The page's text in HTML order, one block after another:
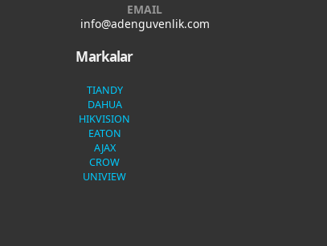
EMAIL
info@adenguvenlik.com
Markalar
TIANDY
DAHUA
HIKVISION
EATON
AJAX
CROW
UNIVIEW